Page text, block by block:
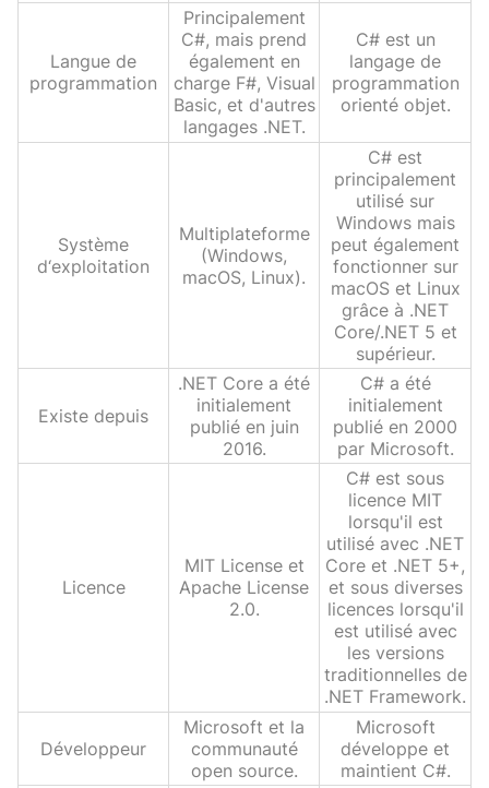
Langue de
programmation
Principalement
C#, mais prend
également en
charge F#, Visual
Basic, et d'autres
langages .NET.
C# est un
langage de
programmation
orienté objet.
Système
d‘exploitation
Multiplateforme
(Windows,
macOS, Linux).
C# est
principalement
utilisé sur
Windows mais
peut également
fonctionner sur
macOS et Linux
grâce à .NET
Core/.NET 5 et
supérieur.
Existe depuis
.NET Core a été
initialement
publié en juin
2016.
C# a été
initialement
publié en 2000
par Microsoft.
Licence
MIT License et
Apache License
2.0.
C# est sous
licence MIT
lorsqu'il est
utilisé avec .NET
Core et .NET 5+,
et sous diverses
licences lorsqu'il
est utilisé avec
les versions
traditionnelles de
.NET Framework.
Développeur
Microsoft et la
communauté
open source.
Microsoft
développe et
maintient C#.